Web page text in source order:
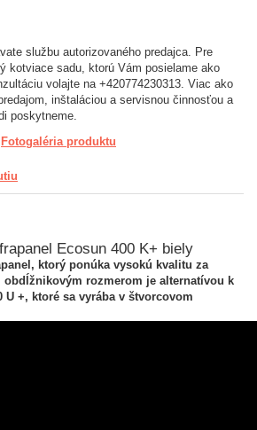
službu autorizovaného predajca. Pre
kotviace sadu, ktorú Vám posielame ako
volajte na +420774230313. Viac ako
inštaláciou a servisnou činnosťou a
poskytneme.
Fotogaléria produktu
Ecosun 400 K+ biely
ktorý ponúka vysokú kvalitu za
rozmerom je alternatívou k
U +, ktoré sa vyrába v štvorcovom